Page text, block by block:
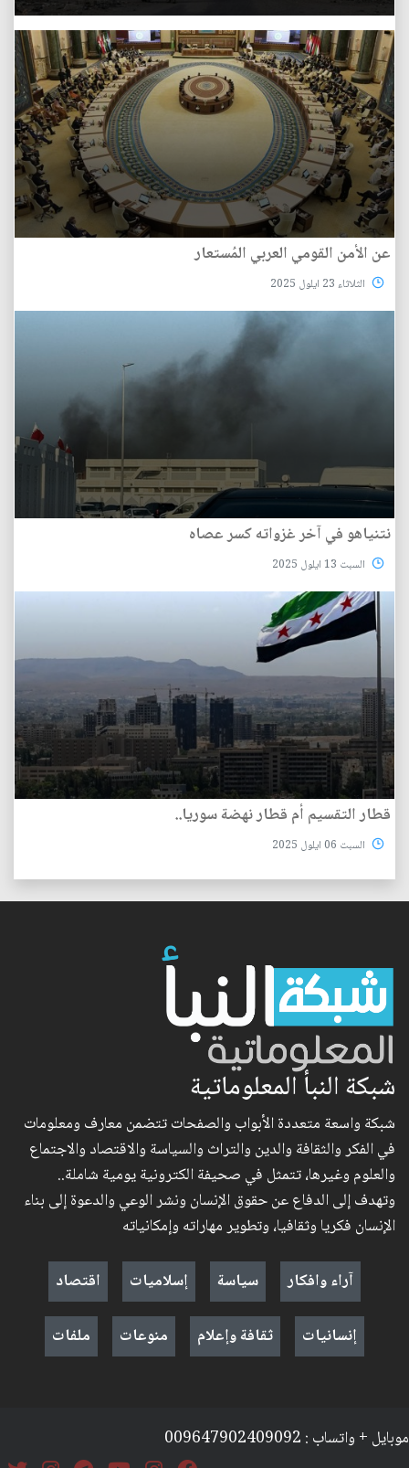
عن الأمن القومي العربي المُستعار
الثلاثاء 23 ايلول 2025
نتنياهو في آخر غزواته كسر عصاه
السبت 13 ايلول 2025
قطار التقسيم أم قطار نهضة سوريا..
السبت 06 ايلول 2025
شبكة النبأ المعلوماتية
شبكة واسعة متعددة الأبواب والصفحات تتضمن معارف ومعلومات
في الفكر والثقافة والدين والتراث والسياسة والاقتصاد والاجتماع
والعلوم وغيرها، تتمثل في صحيفة الكترونية يومية شاملة..
وتهدف إلى الدفاع عن حقوق الإنسان ونشر الوعي والدعوة إلى بناء
الإنسان فكريا وثقافيا، وتطوير مهاراته وإمكانياته
آراء وافكار
سياسة إسلاميات
اقتصاد
إنسانيات
ثقافة وإعلام منوعات ملفات
موبايل + واتساب : 009647902409092